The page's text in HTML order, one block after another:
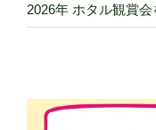
2026年 ホタル観賞